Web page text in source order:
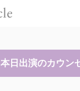
本日出演のカウン